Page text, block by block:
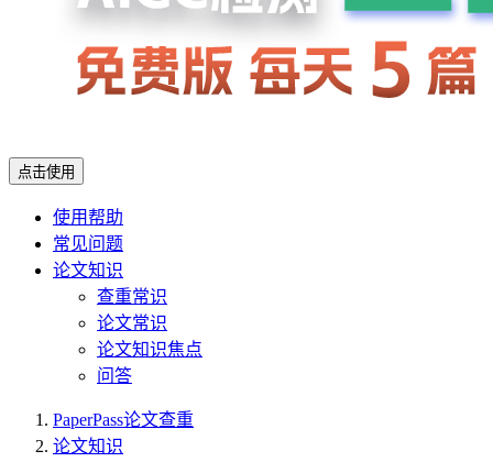
点击使用
使用帮助
常见问题
论文知识
查重常识
论文常识
论文知识焦点
问答
PaperPass论文查重
论文知识